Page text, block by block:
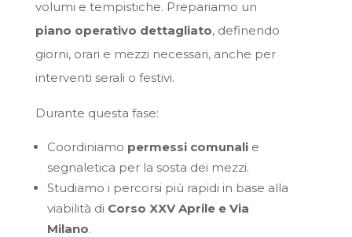
volumi e tempistiche. Prepariamo un
piano operativo dettagliato, definendo
giorni, orari e mezzi necessari, anche per
interventi serali o festivi.
Durante questa fase:
Coordiniamo permessi comunalie
segnaletica per la sosta dei mezzi.
Studiamo i percorsi più rapidi in base alla
viabilità di Corso XXV Aprile e Via
Milano.